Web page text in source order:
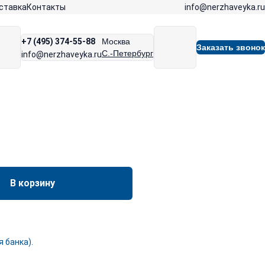
Контакты info@nerzhaveyka.ru
+7 (495) 374-55-88
info@nerzhaveyka.ru
Москва
С.-Петербург
Заказать звонок
В корзину
банка).